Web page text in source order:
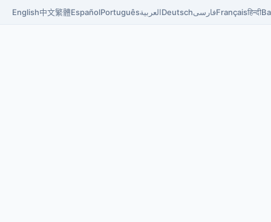
English中文繁體EspañolPortuguêsالعربيةDeutschفارسیFrançaisहिन्दी